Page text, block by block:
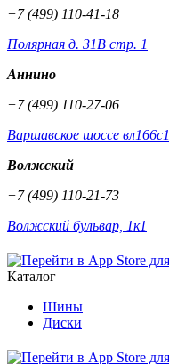
+7 (499) 110-41-18
Полярная д. 31В стр. 1
Аннино
+7 (499) 110-27-06
Варшавское шоссе вл166с1
Волжский
+7 (499) 110-21-73
Волжский бульвар, 1к1
Каталог
Шины
Диски